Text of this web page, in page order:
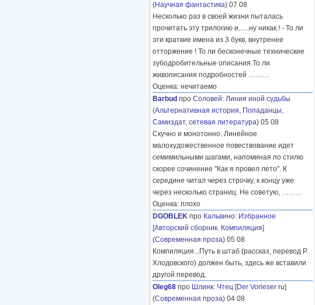
(Научная фантастика) 07 08
Несколько раз в своей жизни пыталась
прочитать эту трилогию и......ну никак.! - То ли
эти краткие имена из 3 букв, внутренее
отторжение ! То ли бесконечные технические
зубодробительные описания.То ли
живописания подробностей ………
Оценка: нечитаемо
Barbud про Соловей: Линия иной судьбы
(Альтернативная история, Попаданцы,
Самиздат, сетевая литература) 05 08
Скучно и монотонно. Линейное
малохудожественное повествование идет
семимильными шагами, напоминая по стилю
скорее сочинение "Как я провел лето". К
середине читал через строчку, к концу уже
через несколько страниц. Не советую, ………
Оценка: плохо
DGOBLEK про Кальвино: Избранное
[Авторский сборник. Компиляция]
(Современная проза) 05 08
Компиляция...Путь в штаб (рассказ, перевод Р.
Хлодовского) должен быть, здесь же вставили
другой перевод.
Oleg68 про Шлинк: Чтец [Der Vorleser ru]
(Современная проза) 04 08